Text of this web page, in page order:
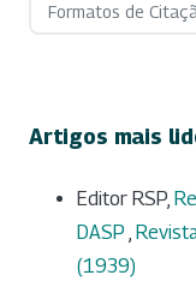
Formatos de
Artigos mais
Editor RSP,
DASP ,
(1939)